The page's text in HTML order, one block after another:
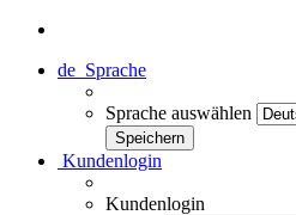
de Sprache
Sprache auswählen
Kundenlogin
Kundenlogin